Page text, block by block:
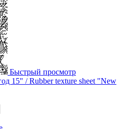
Быстрый просмотр
15" / Rubber texture sheet "New